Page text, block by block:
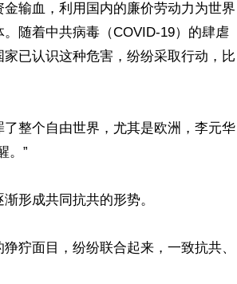
输血，利用国内的廉价劳动力为世界
随着中共病毒（COVID-19）的肆虐
已认识这种危害，纷纷采取行动，比
整个自由世界，尤其是欧洲，李元华
。”
形成共同抗共的形势。
狞面目，纷纷联合起来，一致抗共、